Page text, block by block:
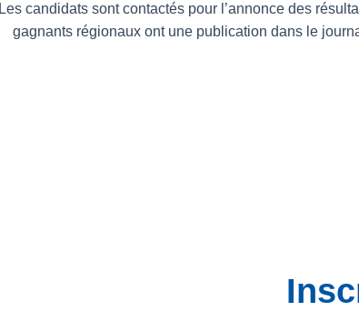
Les candidats sont contactés pour l’annonce des
gagnants régionaux ont une publication dans le